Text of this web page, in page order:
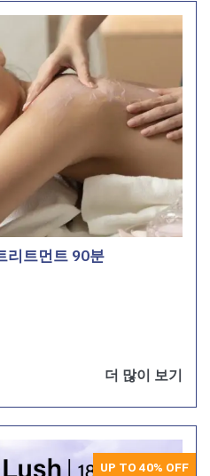
리트먼트 90분
더 많이 보기
UP TO 40% OFF